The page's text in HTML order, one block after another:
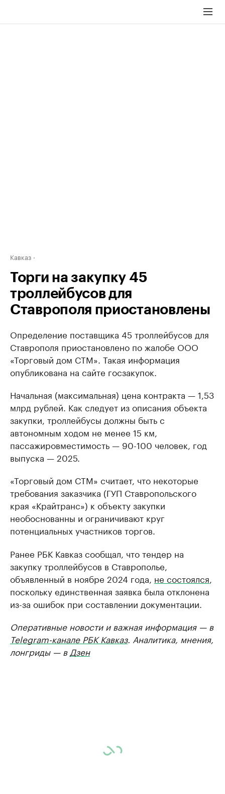
Кавказ
Торги на закупку 45
троллейбусов для
Ставрополя приостановлены
Определение поставщика 45 троллейбусов для
Ставрополя приостановлено по жалобе ООО
«Торговый дом СТМ». Такая информация
опубликована на сайте госзакупок.
Начальная (максимальная) цена контракта — 1,53
млрд рублей. Как следует из описания объекта
закупки, троллейбусы должны быть с
автономным ходом не менее 15 км,
пассажировместимость — 90-100 человек, год
выпуска — 2025.
«Торговый дом СТМ» считает, что некоторые
требования заказчика (ГУП Ставропольского
края «Крайтранс») к объекту закупки
необоснованны и ограничивают круг
потенциальных участников торгов.
Ранее РБК Кавказ сообщал, что тендер на
закупку троллейбусов в Ставрополье,
объявленный в ноябре 2024 года, не состоялся
поскольку единственная заявка была отклонена
из-за ошибок при составлении документации.
Оперативные новости и важная информация — в
Telegram-канале РБК Кавказ. Аналитика, мнения,
лонгриды — в Дзен